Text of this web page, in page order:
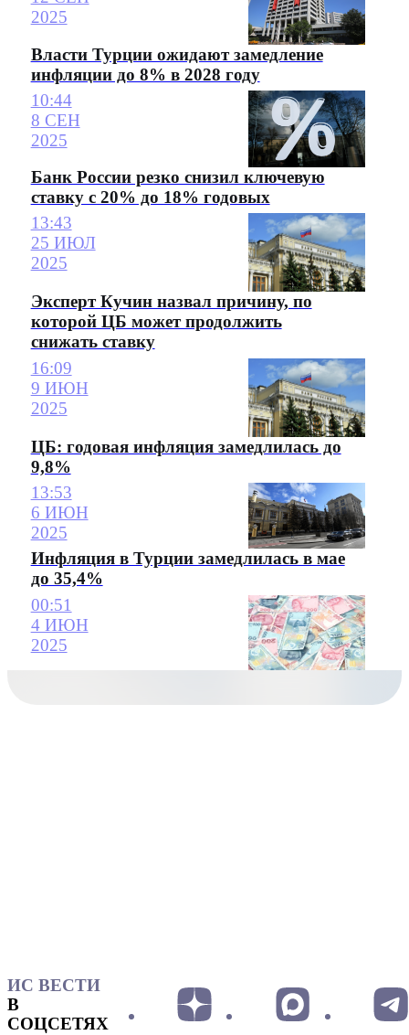
2025
Власти Турции ожидают замедление
инфляции до 8% в 2028 году
10:44
8 СЕН
2025
Банк России резко снизил ключевую
ставку с 20% до 18% годовых
13:43
25 ИЮЛ
2025
Эксперт Кучин назвал причину, по
которой ЦБ может продолжить
снижать ставку
16:09
9 ИЮН
2025
ЦБ: годовая инфляция замедлилась до
9,8%
13:53
6 ИЮН
2025
Инфляция в Турции замедлилась в мае
до 35,4%
00:51
4 ИЮН
2025
ИС ВЕСТИ
В
СОЦСЕТЯХ